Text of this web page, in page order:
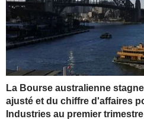
La Bourse australienne
ajusté et du chiffre d'affaires
Industries au premier